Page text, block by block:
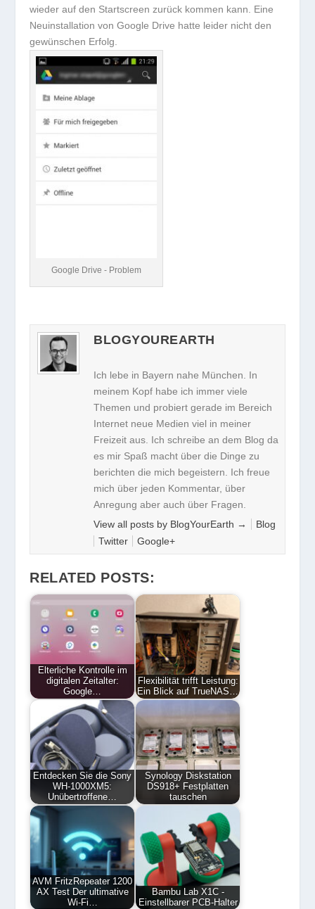
wieder auf den Startscreen zurück kommen kann. Eine
Neuinstallation von Google Drive hatte leider nicht den
gewünschen Erfolg.
Google Drive - Problem
BLOGYOUREARTH
Ich lebe in Bayern nahe München. In
meinem Kopf habe ich immer viele
Themen und probiert gerade im Bereich
Internet neue Medien viel in meiner
Freizeit aus. Ich schreibe an dem Blog da
es mir Spaß macht über die Dinge zu
berichten die mich begeistern. Ich freue
mich über jeden Kommentar, über
Anregung aber auch über Fragen.
View all posts by BlogYourEarth →
Blog
Twitter
Google+
RELATED POSTS:
Elterliche Kontrolle im
digitalen Zeitalter:
Google…
Flexibilität trifft Leistung:
Ein Blick auf TrueNAS…
Entdecken Sie die Sony
WH-1000XM5:
Unübertroffene…
Synology Diskstation
DS918+ Festplatten
tauschen
AVM FritzRepeater 1200
AX Test Der ultimative
Wi-Fi…
Bambu Lab X1C -
Einstellbarer PCB-Halter